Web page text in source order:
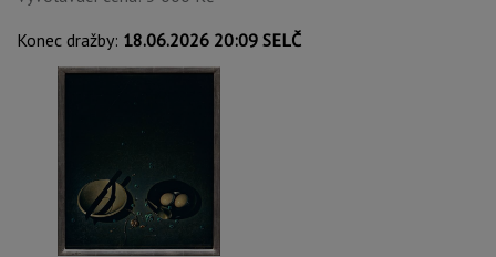
Konec dražby: 18.06.2026 20:09 SELČ